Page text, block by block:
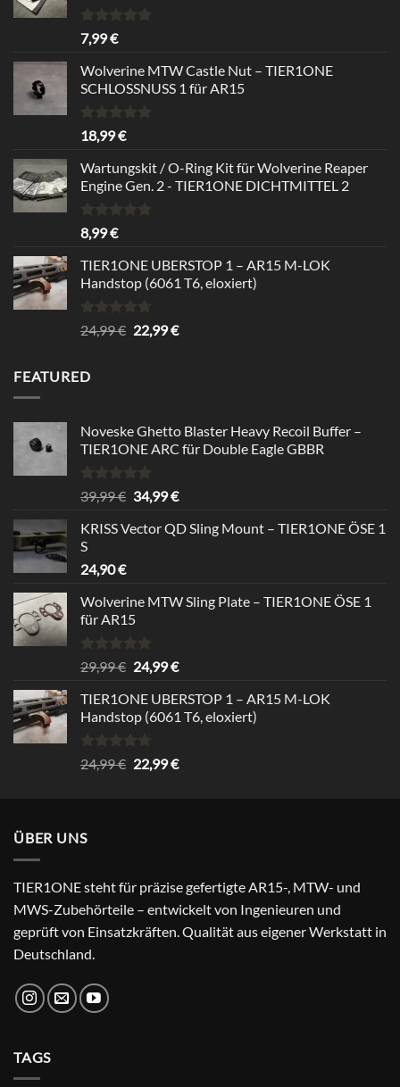
Rated
out of 5
7,99€
Wolverine MTW Castle Nut – TIER1ONE
SCHLOSSNUSS 1 für AR15
Rated5.00
out of 5
18,99€
Wartungskit / O-Ring Kit für Wolverine Reaper
Engine Gen. 2 - TIER1ONE DICHTMITTEL 2
Rated
out of 5
8,99€
TIER1ONE UBERSTOP 1 – AR15 M-LOK
Handstop (6061 T6, eloxiert)
Rated4.67
out of 5
24,99€ Original
22,99€Current
FEATURED
Noveske Ghetto Blaster Heavy Recoil Buffer –
TIER1ONE ARC für Double Eagle GBBR
Rated5.00
out of 5
39,99€ Original
was:
34,99€Current
is:
KRISS Vector QD Sling Mount – TIER1ONE ÖSE 1
S
24,90€
Wolverine MTW Sling Plate – TIER1ONE ÖSE 1
für AR15
Rated5.00
out of 5
29,99€ Original
was:
29,99 €.
24,99€Current
is:
24,99 €.
TIER1ONE UBERSTOP 1 – AR15 M-LOK
Handstop (6061 T6, eloxiert)
Rated4.67
out of 5
24,99€ Original
22,99€Current
ÜBER UNS
TIER1ONE steht für präzise gefertigte AR15-, MTW- und
MWS-Zubehörteile – entwickelt von Ingenieuren und
geprüft von Einsatzkräften. Qualität aus eigener Werkstatt in
Deutschland.
TAGS